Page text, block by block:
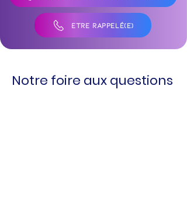
ÊTRE RAPPELÉ(E)
Notre foire aux questions